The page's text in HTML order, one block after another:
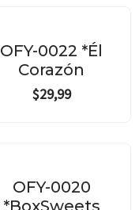
OFY-0022 *Él
Corazón
$29,99
OFY-0020
*BoxSweets